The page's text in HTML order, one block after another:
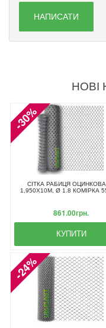
НАПИСАТИ
-30%
СІТКА РАБИЦЯ
1,950X10М, Ø 1.8 КОМІРКА
861.00грн.
КУПИТИ
-24%